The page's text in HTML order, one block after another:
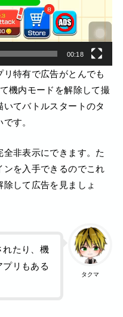
00:18
特有で広告がとんでも
機内モードを解除して撮
てバトルスタートのタ
す。
非表示にできます。た
ンを入手できるのでこれ
して広告を見ましょ
タクマ
れたり、機
プリもある